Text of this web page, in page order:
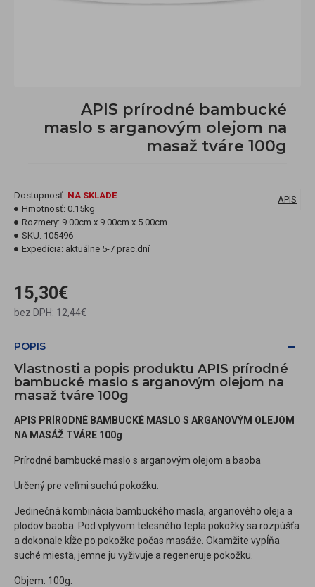
APIS prírodné bambucké
maslo s arganovým olejom na
masaž tváre 100g
15,30€
bez DPH: 12,44€
Dostupnosť: NA SKLADE
Hmotnosť: 0.15kg
Rozmery: 9.00cm x 9.00cm x 5.00cm
SKU: 105496
Expedícia: aktuálne 5-7 prac.dní
APIS
POPIS
Vlastnosti a popis produktu APIS prírodné
bambucké maslo s arganovým olejom na
masaž tváre 100g
APIS PRÍRODNÉ BAMBUCKÉ MASLO S ARGANOVÝM OLEJOM
NA MASÁŽ TVÁRE 100g
Prírodné bambucké maslo s arganovým olejom a baoba
Určený pre veľmi suchú pokožku.
Jedinečná kombinácia bambuckého masla, arganového oleja a
plodov baoba. Pod vplyvom telesného tepla pokožky sa rozpúšťa
a dokonale kĺže po pokožke počas masáže. Okamžite vypĺňa
suché miesta, jemne ju vyživuje a regeneruje pokožku.
Objem: 100g.